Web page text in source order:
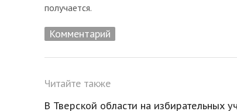
получается.
Комментарий
Читайте также
В Тверской области на избирательных